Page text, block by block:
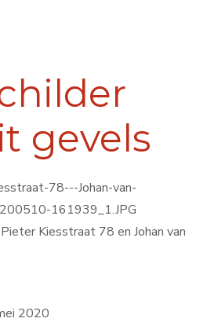
gevels
Kiesstraat 78 en Johan van
2020